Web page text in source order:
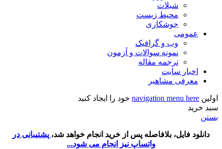
شیلات
محیط زیست
جوشکاری
عمومی
وب و گرافیک
نمونه سوالات و آزمون
ترجمه مقاله
اخبار سایت
معرفی مشاهیر
اولین navigation menu here خود را ایجاد کنید
سبد خرید
بستن
دانلود فایل، بلافاصله پس از خرید انجام خواهد شد، پشتیبانی در
واتساپ نیز انجام می شود...